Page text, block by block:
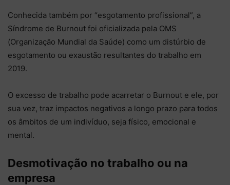
Conhecida também por “esgotamento profissional”, a
Síndrome de Burnout foi oficializada pela OMS
(Organização Mundial da Saúde) como um distúrbio de
esgotamento ou exaustão resultantes do trabalho em
2019.
O excesso de trabalho pode acarretar o Burnout e ele, por
sua vez, traz impactos negativos a longo prazo para todos
os âmbitos de um indivíduo, seja físico, emocional e
mental.
Desmotivação no trabalho ou na
empresa